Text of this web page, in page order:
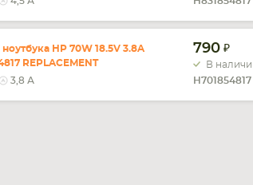
HP 70W 18.5V 3.8A
REPLACEMENT
3,8 А
790
В
H701854817